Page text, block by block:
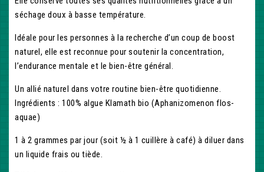
séchage doux à basse température.
Idéale pour les personnes à la recherche d’un coup de boost
naturel, elle est reconnue pour soutenir la concentration,
l’endurance mentale et le bien-être général.
Un allié naturel dans votre routine bien-être quotidienne.
Ingrédients : 100% algue Klamath bio (Aphanizomenon flos-
aquae)
1 à 2 grammes par jour (soit ½ à 1 cuillère à café) à diluer dans
un liquide frais ou tiède.